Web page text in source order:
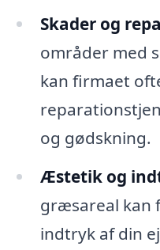
Skader og
områder med
kan firmaet
og gødskning.
Æstetik og
græsareal kan
indtryk af din